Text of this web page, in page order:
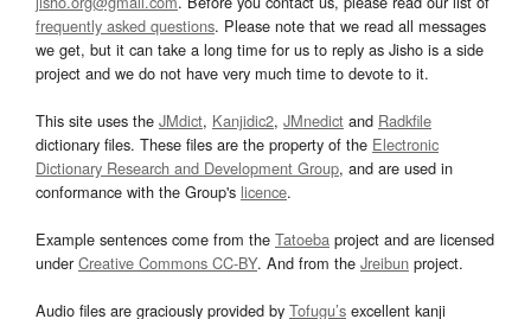
frequently asked questions. Please note that we read all messages
we get, but it can take a long time for us to reply as Jisho is a side
project and we do not have very much time to devote to it.
This site uses the JMdict, Kanjidic2, JMnedict and Radkfile
dictionary files. These files are the property of the Electronic
Dictionary Research and Development Group, and are used in
conformance with the Group's licence.
Example sentences come from the Tatoeba project and are licensed
underCreative Commons CC-BY. And from the Jreibun project.
Audio files are graciously provided by Tofugu’s excellent kanji